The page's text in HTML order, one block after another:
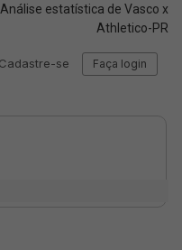
Análise estatística de Vasco x
Athletico-PR